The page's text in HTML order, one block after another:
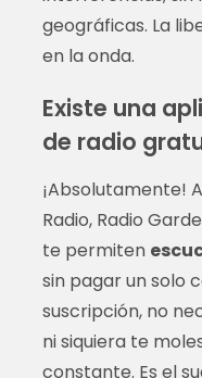
geográficas. La
en la onda.
Existe una
de radio
¡Absolutamente!
Radio, Radio
te permiten
sin pagar un solo
suscripción, no
ni siquiera te
constante. Es el